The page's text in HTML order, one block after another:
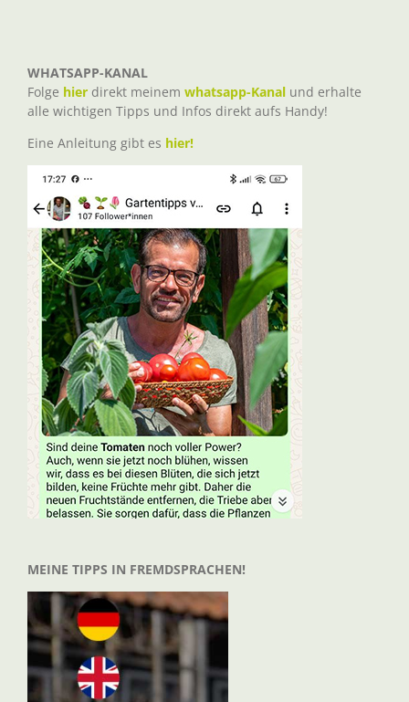
WHATSAPP-KANAL
Folge hier direkt meinem whatsapp-Kanal und erhalte
alle wichtigen Tipps und Infos direkt aufs Handy!
Eine Anleitung gibt es hier!
MEINE TIPPS IN FREMDSPRACHEN!